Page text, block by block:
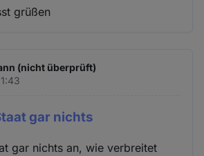
grüßen
(nicht überprüft)
gar nichts
gar nichts an, wie verbreitet